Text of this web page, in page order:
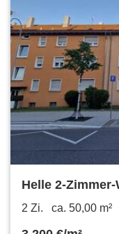
Helle 2-
Baden-
2 Zi. ca. 50,00 m²